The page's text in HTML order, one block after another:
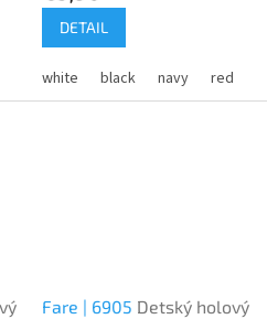
DETAIL
white black navy red
Fare | 6905 Detský holový